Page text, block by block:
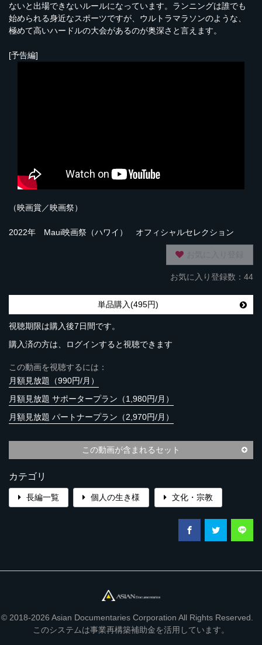
ないと出場できないルールになっています。ランニングは誰でも
始められる身近なスポーツですが、ウルトラマラソンのような、
極めて高いハードルの大会があるのが奥深さと言えます。
[予告編]
（映画賞／映画祭）
2022年 Maui映画祭（ハワイ） オフィシャルセレクション
お気に入り登録数：44
単品購入(495円)
視聴期限は購入後7日間です。
購入済の方は、ログインすると視聴できます
この動画を視聴するには：
月額見放題（990円/月）
月額見放題 サポータープラン（1,980円/月）
月額見放題 パートナープラン（2,970円/月）
この動画が含まれるセット
カテゴリ
長編一覧 個人の生き様 文化・宗教
© 2018-2026 Asian Documentaries Corporation All Rights Reserved.
このシステムは事業再構築補助金を活用しています。